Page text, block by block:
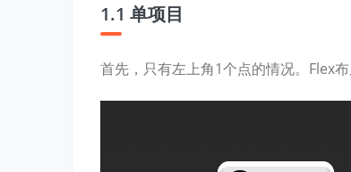
1.1 单项目
首先，只有左上角1个点的情况。Flex